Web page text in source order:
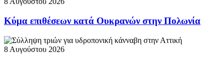
Κύμα επιθέσεων κατά Ουκρανών στην Πολωνία
8 Αυγούστου 2026